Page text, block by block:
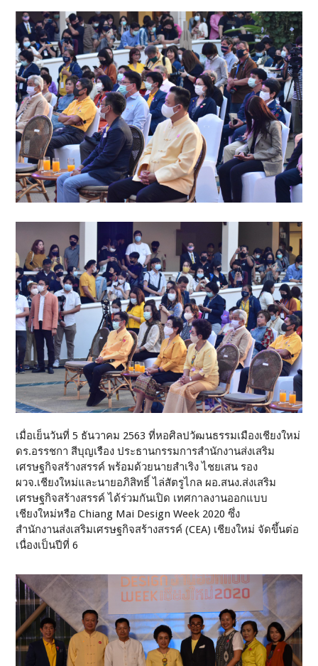
เมื่อเย็นวันที่ 5 ธันวาคม 2563 ที่หอศิลปวัฒนธรรมเมืองเชียงใหม่
ดร.อรรชกา สีบุญเรือง ประธานกรรมการสำนักงานส่งเสริม
เศรษฐกิจสร้างสรรค์ พร้อมด้วยนายสำเริง ไชยเสน รอง
ผวจ.เชียงใหม่และนายอภิสิทธิ์ ไล่สัตรูไกล ผอ.สนง.ส่งเสริม
เศรษฐกิจสร้างสรรค์ ได้ร่วมกันเปิด เทศกาลงานออกแบบ
เชียงใหม่หรือ Chiang Mai Design Week 2020 ซึ่ง
สำนักงานส่งเสริมเศรษฐกิจสร้างสรรค์ (CEA) เชียงใหม่ จัดขึ้นต่อ
เนื่องเป็นปีที่ 6